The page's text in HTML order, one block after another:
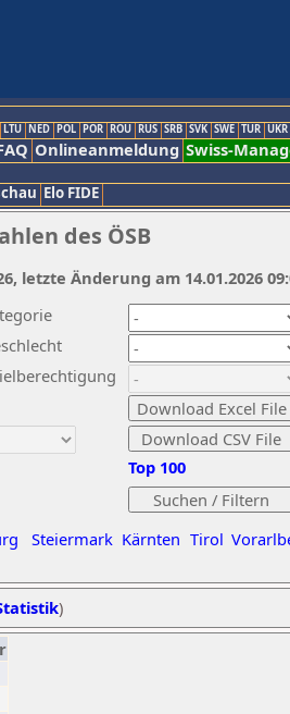
LTU NED POL POR ROU RUS SRB SVK SWE TUR UKR
Onlineanmeldung Swiss-
Elo FIDE
des ÖSB
Steiermark Kärnten Tirol
Top 100
letzte Änderung am 14.01.2026
)